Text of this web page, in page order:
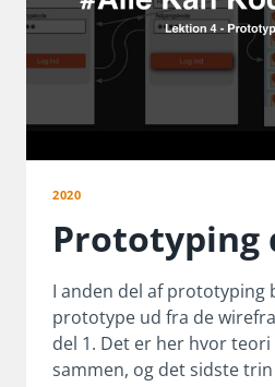
2020
Prototyping
I anden del af prototyping
prototype ud fra de
del 1. Det er her hvor
sammen, og det sidste